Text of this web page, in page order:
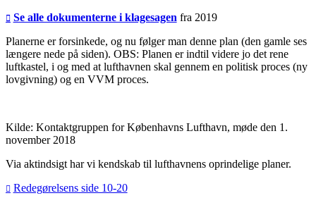
Se alle dokumenterne i klagesagen fra 2019
Planerne er forsinkede, og nu følger man denne plan (den gamle ses
længere nede på siden). OBS: Planen er indtil videre jo det rene
luftkastel, i og med at lufthavnen skal gennem en politisk proces (ny
lovgivning) og en VVM proces.
Kilde: Kontaktgruppen for Københavns Lufthavn, møde den 1.
november 2018
Via aktindsigt har vi kendskab til lufthavnens oprindelige planer.
Redegørelsens side 10-20